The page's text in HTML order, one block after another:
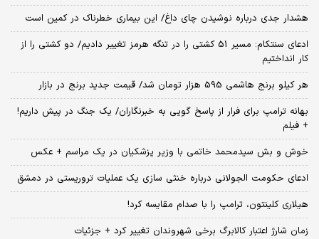
هشدار جدی درباره نوشیدن چای داغ/ این بیماری خطرناک در کمین است
ادعای سنتکام: مسیر 51 کشتی را در تنگه هرمز تغییر دادیم/ دو کشتی را از
کار انداختیم
هر کیلو برنج هاشمی 595 هزار تومان شد/ قیمت جدید برنج در بازار
بهانه ترامپ برای فرار از پاسخ گویی به خبرنگاران/ یک جنگ در پیش داریم!
+ فیلم
خوش و بش سیدمحمد خاتمی با وزیر پزشکیان در یک مراسم + عکس
ادعای حکومت الجولانی درباره خنثی سازی یک عملیات تروریستی در دمشق
هیلاری کلینتون، ترامپ را با صدام مقایسه کرد!
زمان شارژ اعتبار کالابرگ برخی شهروندان تغییر کرد + جزئیات